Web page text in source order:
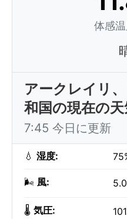
体感温
アークレイリ
和国の現在の
7:45 今日に更新
💧 湿度:
🌬️ 風:
🌡️ 気圧: